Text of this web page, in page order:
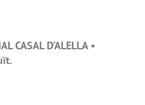
CASAL D’ALELLA •